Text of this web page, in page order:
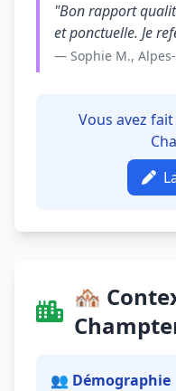
"Bon rapport
et ponctuelle. Je
— Sophie M.,
Vous avez
🏘️
👥 Démographie